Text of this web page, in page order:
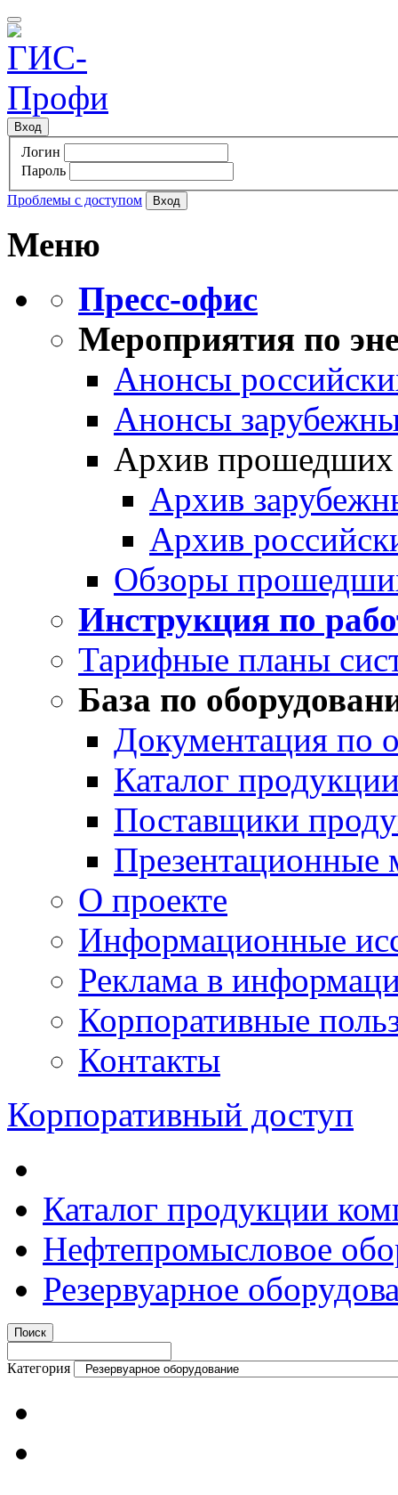
Вход
Логин
Пароль
Проблемы с доступом
Меню
Пресс-офис
Мероприятия по
Анонсы
Анонсы
Архив прошедших
Архив
Архив
Обзоры
Инструкция по
Тарифные планы
База по
Документация по
Каталог
Поставщики
Презентационные
О проекте
Информационные
Реклама в
Корпоративные
Контакты
Корпоративный доступ
Каталог продукции
Нефтепромысловое
Резервуарное
Категория